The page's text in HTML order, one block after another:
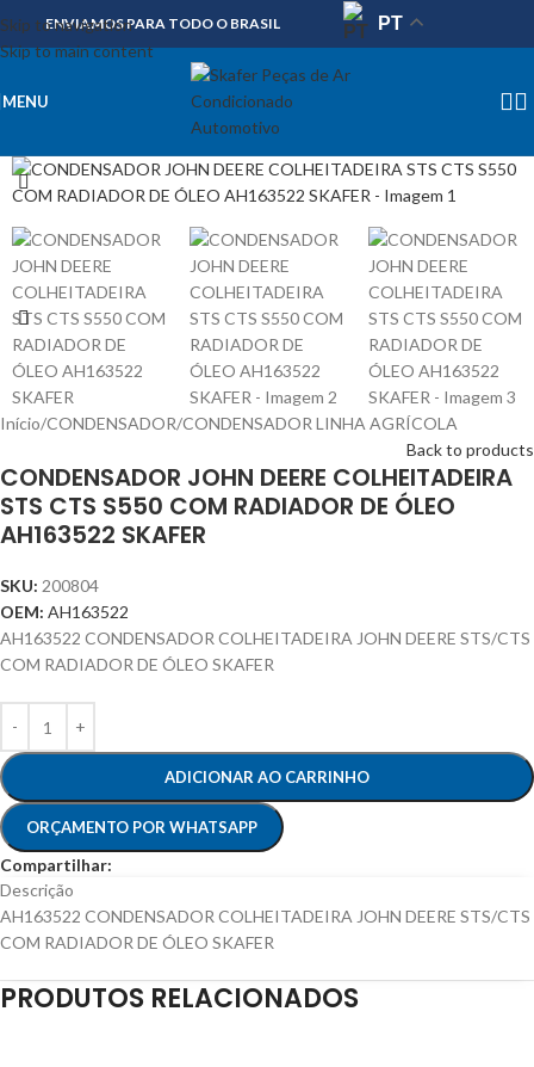
Skip to navigation
Skip to main content
ENVIAMOS PARA TODO O BRASIL PT
MENU
Início/CONDENSADOR/CONDENSADOR LINHA AGRÍCOLA
Back to products
CONDENSADOR JOHN DEERE COLHEITADEIRA
STS CTS S550 COM RADIADOR DE ÓLEO
AH163522 SKAFER
SKU: 200804
OEM: AH163522
AH163522 CONDENSADOR COLHEITADEIRA JOHN DEERE STS/CTS
COM RADIADOR DE ÓLEO SKAFER
ADICIONAR AO CARRINHO
ORÇAMENTO POR WHATSAPP
Compartilhar:
Descrição
AH163522 CONDENSADOR COLHEITADEIRA JOHN DEERE STS/CTS
COM RADIADOR DE ÓLEO SKAFER
PRODUTOS RELACIONADOS